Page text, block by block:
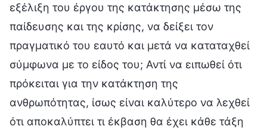
εξέλιξη του έργου της κατάκτησης μέσω της
παίδευσης και της κρίσης, να δείξει τον
πραγματικό του εαυτό και μετά να καταταχθεί
σύμφωνα με το είδος του; Αντί να ειπωθεί ότι
πρόκειται για την κατάκτηση της
ανθρωπότητας, ίσως είναι καλύτερο να λεχθεί
ότι αποκαλύπτει τι έκβαση θα έχει κάθε τάξη